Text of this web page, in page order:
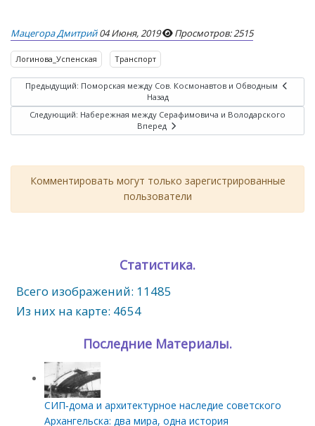
Мацегора Дмитрий 04 Июня, 2019 Просмотров: 2515
Логинова_Успенская Транспорт
Предыдущий: Поморская между Сов. Космонавтов и Обводным
Назад
Следующий: Набережная между Серафимовича и Володарского
Вперед
Комментировать могут только зарегистрированные
пользователи
Статистика.
Всего изображений: 11485
Из них на карте: 4654
Последние Материалы.
СИП‑дома и архитектурное наследие советского
Архангельска: два мира, одна история